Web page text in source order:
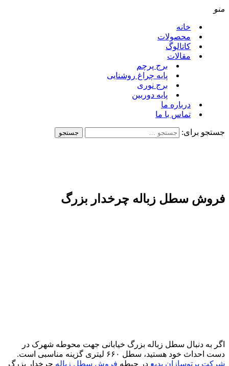
منو
خانه
محصولات
کاتالوگ
مقالات
برج پرچم
پایه چراغ روشنایی
برج نوری
پایه دوربین
درباره ما
تماس با ما
جستجو برای:
فروش سطل زباله چرخدار بزرگ
اگر به دنبال سطل زباله بزرگ خیابانی جهت محوطه شهرک در
دست احداث خود هستید، سطل ۶۶۰ لیتری گزینه مناسبی است.
شرکت پرتوسازان بدیع در حیطه فروش سطل زباله چرخدار بزرگ